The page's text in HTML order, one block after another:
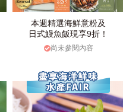
本週精選海鮮意粉及
日式鰻魚飯現享9折！
尚未參閱內容